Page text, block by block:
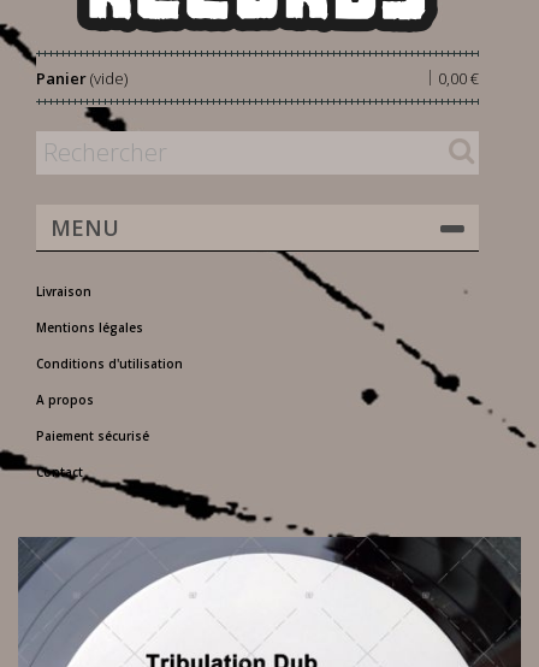
Panier 0,00 €
|
(vide)
MENU
Livraison
Mentions légales
Conditions d'utilisation
A propos
Paiement sécurisé
Contact